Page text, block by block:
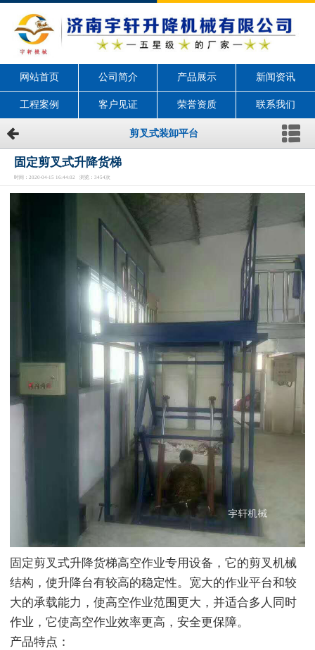
网站首页 公司简介 产品展示 新闻资讯
工程案例 客户见证 荣誉资质 联系我们
剪叉式装卸平台
固定剪叉式升降货梯
时间：2020-04-15 16:44:02 浏览：3454次
固定剪叉式升降货梯高空作业专用设备，它的剪叉机械
结构，使升降台有较高的稳定性。宽大的作业平台和较
大的承载能力，使高空作业范围更大，并适合多人同时
作业，它使高空作业效率更高，安全更保障。
产品特点：